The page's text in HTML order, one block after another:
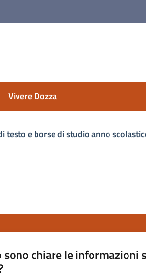
Vivere Dozza
testo e borse di studio anno
sono chiare le informazioni